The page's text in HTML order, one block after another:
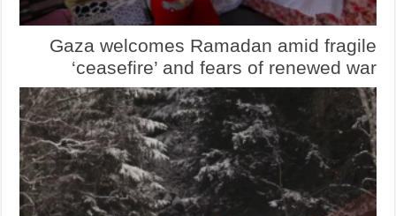
Gaza welcomes Ramadan amid fragile
‘ceasefire’ and fears of renewed war